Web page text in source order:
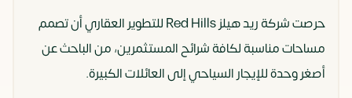
حرصت شركة ريد هيلز Red Hills للتطوير العقاري أن تصمم
مساحات مناسبة لكافة شرائح المستثمرين، من الباحث عن
أصغر وحدة للإيجار السياحي إلى العائلات الكبيرة.